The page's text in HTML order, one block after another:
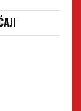
U TRAKOŠĆANU
IZLOŽBA NA
STVARAJU